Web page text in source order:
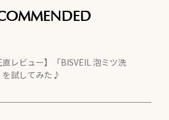
直レビュー】「BISVEIL 泡ミツ洗
を試してみた♪